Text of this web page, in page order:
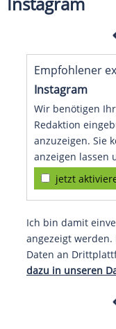
Empfohlener
Instagram
Wir benötigen
Redaktion
anzuzeigen. Sie
anzeigen lassen
jetzt
Ich bin damit
angezeigt
Daten an
dazu in unseren